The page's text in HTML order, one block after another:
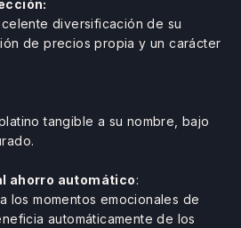
diversificación de su
de precios propia y un carácter
tangible a su nombre, bajo
ahorro automático:
los momentos emocionales de
automáticamente de los